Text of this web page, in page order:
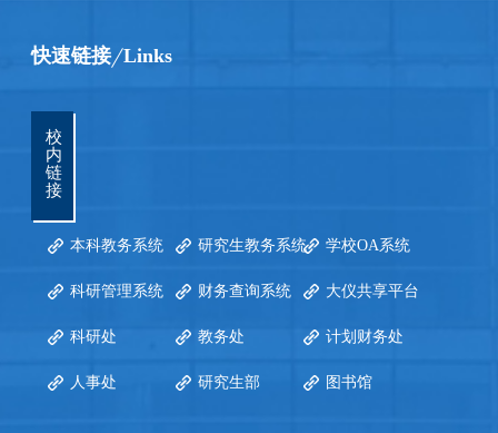
快速链接 Links
校
内
链
接
本科教务系统 研究生教务系统 学校OA系统
科研管理系统 财务查询系统 大仪共享平台
科研处 教务处 计划财务处
人事处 研究生部 图书馆